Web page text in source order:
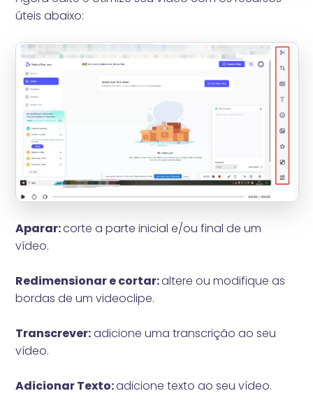
úteis abaixo:
Aparar:corte a parte inicial e/ou final de um
vídeo.
Redimensionar e cortar:altere ou modifique as
bordas de um videoclipe.
Transcrever:adicione uma transcrição ao seu
vídeo.
Adicionar Texto:adicione texto ao seu vídeo.